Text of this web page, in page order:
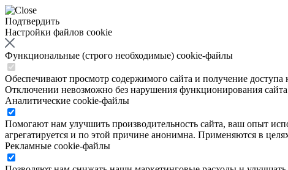
Подтвердить
Настройки файлов cookie
Функциональные (строго необходимые) cookie-файлы
Обеспечивают просмотр содержимого сайта и получение доступа
Отключении невозможно без нарушения функционирования
Аналитические cookie-файлы
Помогают нам улучшить производительность сайта, ваш опыт
агрегатируется и по этой причине анонимна. Применяются в
Рекламные cookie-файлы